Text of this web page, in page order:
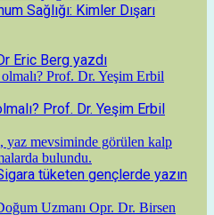
Sağlığı: Kimler Dışarı
Eric Berg yazdı
Prof. Dr. Yeşim Erbil
tüketen gençlerde yazın